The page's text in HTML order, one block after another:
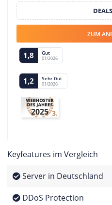
DEALS
ZUM
1,8 Gut
01/2026
1,2 Sehr Gut
01/2026
2025
Keyfeatures im Vergleich
Server in Deutschland
DDoS Protection